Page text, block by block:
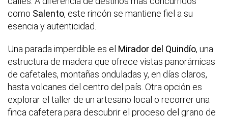
como Salento, este rincón se mantiene fiel a su
esencia y autenticidad.
Una parada imperdible es el Mirador del Quindío, una
estructura de madera que ofrece vistas panorámicas
de cafetales, montañas onduladas y, en días claros,
hasta volcanes del centro del país. Otra opción es
explorar el taller de un artesano local o recorrer una
finca cafetera para descubrir el proceso del grano de